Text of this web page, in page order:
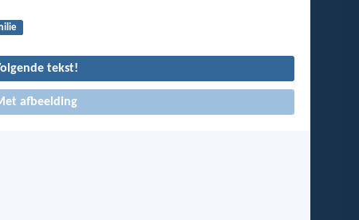
tekst!
afbeelding